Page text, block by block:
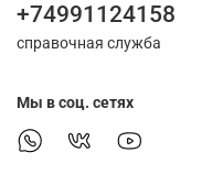
+74991124158
справочная служба
Мы в соц. сетях